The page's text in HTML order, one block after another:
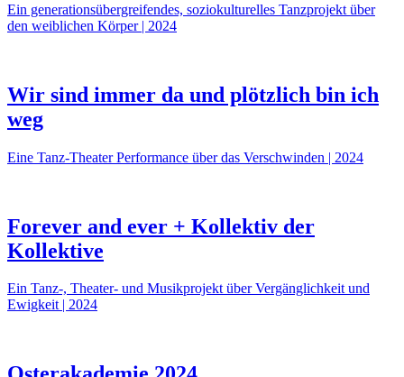
Ein generationsübergreifendes, soziokulturelles Tanzprojekt über
den weiblichen Körper | 2024
Wir sind immer da und plötzlich bin ich
weg
Eine Tanz-Theater Performance über das Verschwinden | 2024
Forever and ever + Kollektiv der
Kollektive
Ein Tanz-, Theater- und Musikprojekt über Vergänglichkeit und
Ewigkeit | 2024